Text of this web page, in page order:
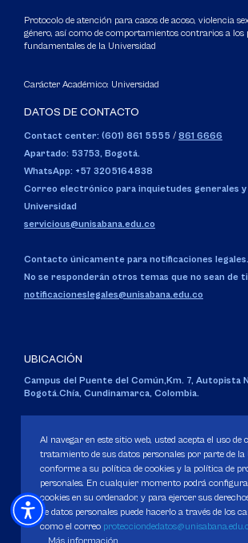
Protocolo de atención para casos de acoso, violencia
género, así como de comportamientos contrarios a los
fundamentales de la Universidad
Carácter Académico: Universidad
DATOS DE CONTACTO
Contact center: (601) 861 5555 / 861 6666
Apartado: 53753, Bogotá.
WhatsApp: +57 3205164838
Correo electrónico para inquietudes generales y
Universidad
servicious@unisabana.edu.co
Contacto únicamente para notificaciones legales.
No se responderán otros temas que no sean de
notificacioneslegales@unisabana.edu.co
UBICACIÓN
Campus del Puente del Común,Km. 7, Autopista
Bogotá.Chía, Cundinamarca, Colombia.
Personería Jurídica:Resolución 130 del 14 de enero de
Ministerio de Educación Nacional.
Política de Protección de datos
Al navegar en este sitio web, usted acepta el uso de
tratamiento de sus datos personales por parte de la
conforme a su política de cookies y la política de
personales. En cualquier momento podrá
cookies en su ordenador, y para ejercer sus
de datos personales puede hacerlo a través de los
como el correo